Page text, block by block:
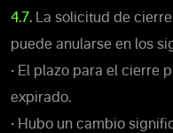
4.7. La solicitud de
puede anularse en los
• El plazo para el cierre
expirado.
• Hubo un cambio